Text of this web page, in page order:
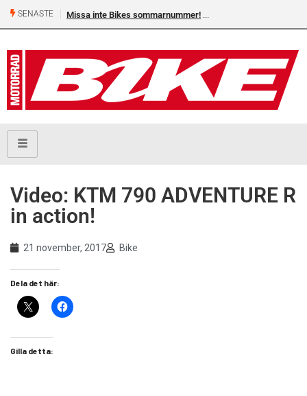
SENASTE Missa inte Bikes sommarnummer!
Video: KTM 790 ADVENTURE R
in action!
21 november, 2017 Bike
Dela det här:
Gilla detta: